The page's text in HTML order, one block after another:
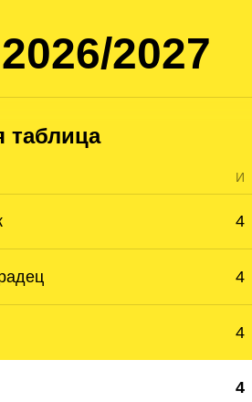
2027
таблица
И
4
4
4
4